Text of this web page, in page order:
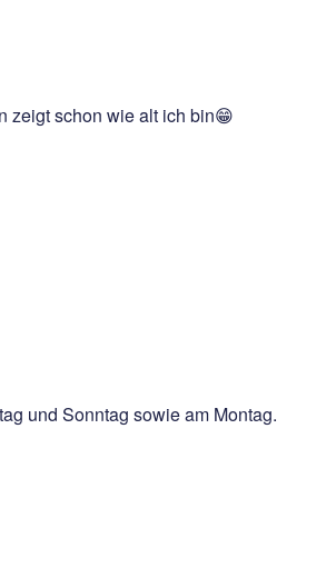
zeigt schon wie alt ich bin😁
und Sonntag sowie am Montag.